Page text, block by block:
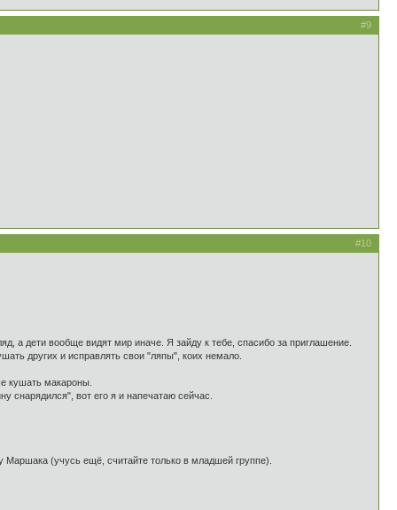
#9
#10
а дети вообще видят мир иначе. Я зайду к тебе, спасибо за приглашение.
других и исправлять свои "ляпы", коих немало.
кушать макароны.
снарядился", вот его я и напечатаю сейчас.
Маршака (учусь ещё, считайте только в младшей группе).